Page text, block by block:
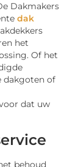
Dakmakers
dak
het
Of het
dakgoten of
dat uw
behoud